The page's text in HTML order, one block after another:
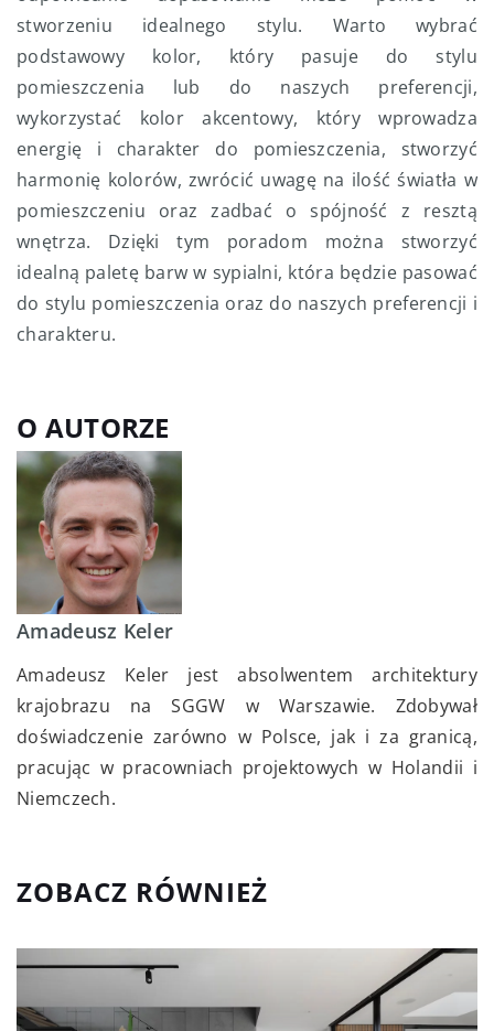
stworzeniu idealnego stylu. Warto wybrać
podstawowy kolor, który pasuje do stylu
pomieszczenia lub do naszych preferencji,
wykorzystać kolor akcentowy, który wprowadza
energię i charakter do pomieszczenia, stworzyć
harmonię kolorów, zwrócić uwagę na ilość światła w
pomieszczeniu oraz zadbać o spójność z resztą
wnętrza. Dzięki tym poradom można stworzyć
idealną paletę barw w sypialni, która będzie pasować
do stylu pomieszczenia oraz do naszych preferencji i
charakteru.
O AUTORZE
Amadeusz Keler
Amadeusz Keler jest absolwentem architektury
krajobrazu na SGGW w Warszawie. Zdobywał
doświadczenie zarówno w Polsce, jak i za granicą,
pracując w pracowniach projektowych w Holandii i
Niemczech.
ZOBACZ RÓWNIEŻ